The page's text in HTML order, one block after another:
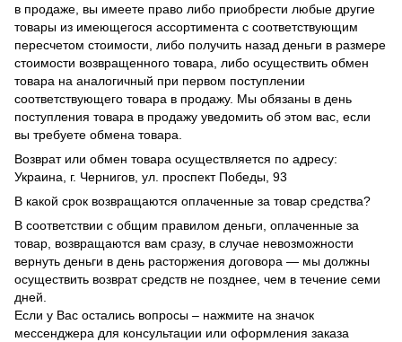
в продаже, вы имеете право либо приобрести любые другие
товары из имеющегося ассортимента с соответствующим
пересчетом стоимости, либо получить назад деньги в размере
стоимости возвращенного товара, либо осуществить обмен
товара на аналогичный при первом поступлении
соответствующего товара в продажу. Мы обязаны в день
поступления товара в продажу уведомить об этом вас, если
вы требуете обмена товара.
Возврат или обмен товара осуществляется по адресу:
Украина, г. Чернигов, ул. проспект Победы, 93
В какой срок возвращаются оплаченные за товар средства?
В соответствии с общим правилом деньги, оплаченные за
товар, возвращаются вам сразу, в случае невозможности
вернуть деньги в день расторжения договора — мы должны
осуществить возврат средств не позднее, чем в течение семи
дней.
Если у Вас остались вопросы – нажмите на значок
мессенджера для консультации или оформления заказа